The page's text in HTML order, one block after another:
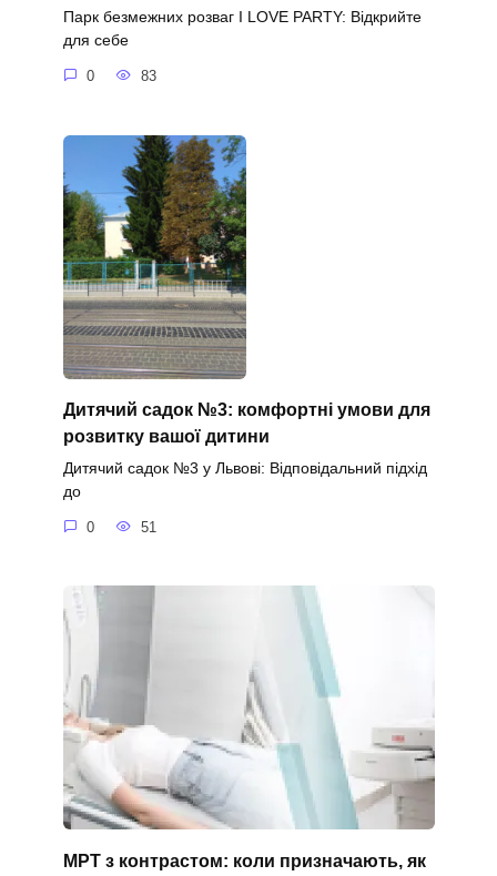
Парк безмежних розваг I LOVE PARTY: Відкрийте
для себе
0 83
Дитячий садок №3: комфортні умови для
розвитку вашої дитини
Дитячий садок №3 у Львові: Відповідальний підхід
до
0 51
МРТ з контрастом: коли призначають, як